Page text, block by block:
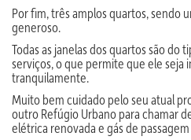
Por fim, três amplos quartos, sendo
generoso.
Todas as janelas dos quartos são do
serviços, o que permite que ele seja
tranquilamente.
Muito bem cuidado pelo seu atual
outro Refúgio Urbano para chamar
elétrica renovada e gás de